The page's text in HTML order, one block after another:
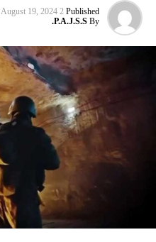
Published
2 years ago
August 19, 2024
By
P.A.J.S.S.